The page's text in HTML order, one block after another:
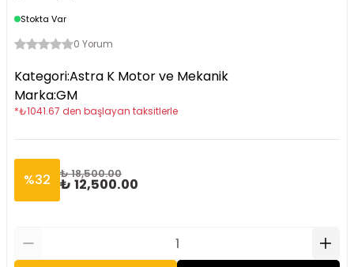
Stokta Var
0 Yorum
Kategori:Astra K Motor ve Mekanik
Marka:GM
*₺1041.67 den başlayan taksitlerle
%32 ₺ 18,500.00
₺ 12,500.00